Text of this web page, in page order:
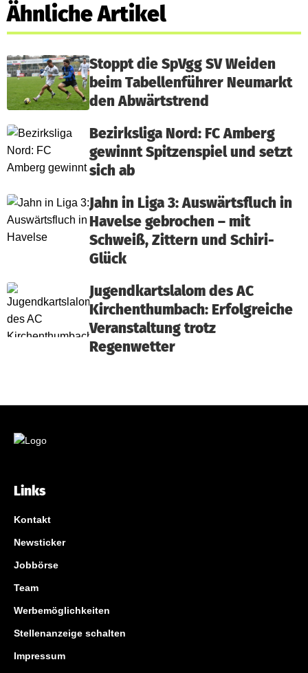
Ähnliche Artikel
Stoppt die SpVgg SV Weiden
beim Tabellenführer Neumarkt
den Abwärtstrend
Bezirksliga Nord: FC Amberg
gewinnt Spitzenspiel und setzt
sich ab
Jahn in Liga 3: Auswärtsfluch in
Havelse gebrochen – mit
Schweiß, Zittern und Schiri-
Glück
Jugendkartslalom des AC
Kirchenthumbach: Erfolgreiche
Veranstaltung trotz
Regenwetter
Links
Kontakt
Newsticker
Jobbörse
Team
Werbemöglichkeiten
Stellenanzeige schalten
Impressum